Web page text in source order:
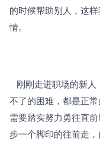
的时候帮助别人，这
情。
不了的困难，都是正
需要踏实努力勇往直
步一个脚印的往前走，